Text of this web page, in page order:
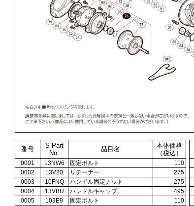
番号
S Part
No.
品目名
本体価格
（税込）
0001 13NW6 固定ボルト 110
0002
13V20 リテーナー 275
0003
10FNQ ハンドル固定ナット 275
0004
13VBU ハンドルキャップ 495
0005
103E9 固定ボルト 110